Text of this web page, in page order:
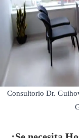
Consultorio Dr.